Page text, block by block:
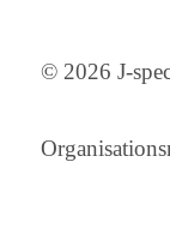
© 2026 J-